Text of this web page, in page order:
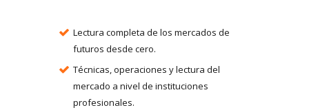
Lectura completa de los mercados de
futuros desde cero.
Técnicas, operaciones y lectura del
mercado a nivel de instituciones
profesionales.